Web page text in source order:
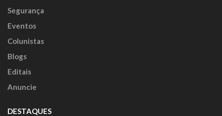
Segurança
Eventos
Colunistas
Blogs
Editais
Anuncie
DESTAQUES